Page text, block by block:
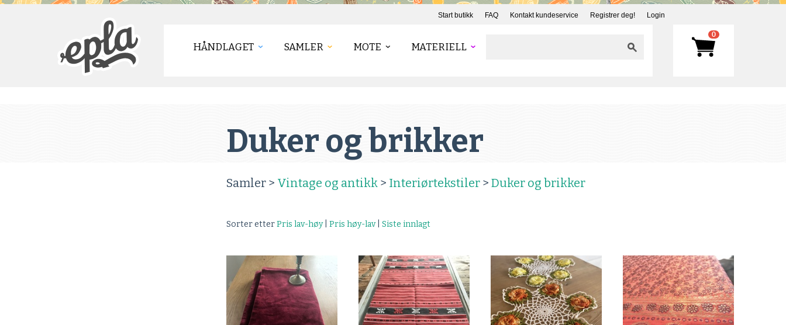
Start butikk FAQ Kontakt kundeservice Registrer deg! Login
HÅNDLAGET SAMLER MOTE MATERIELL
0
Duker og brikker
Samler > Vintage og antikk > Interiørtekstiler > Duker og brikker
Sorter etterPris lav-høy| Pris høy-lav| Siste innlagt